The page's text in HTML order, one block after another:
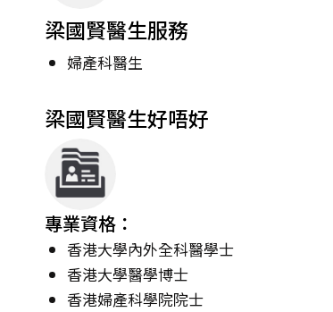
梁國賢醫生服務
婦產科醫生
梁國賢醫生好唔好
專業資格：
香港大學內外全科醫學士
香港大學醫學博士
香港婦產科學院院士